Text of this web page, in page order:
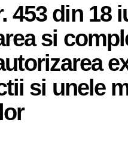
453 din 18
si
si unele